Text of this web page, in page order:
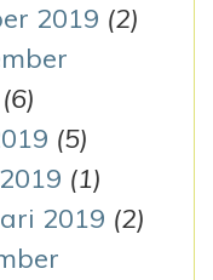
2019 (2)
(6)
(5)
(1)
2019 (2)